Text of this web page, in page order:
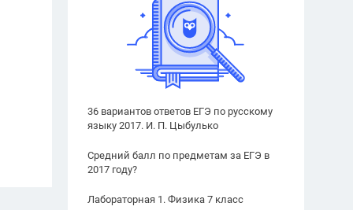
36 вариантов ответов ЕГЭ по русскому
языку 2017. И. П. Цыбулько
Средний балл по предметам за ЕГЭ в
2017 году?
Лабораторная 1. Физика 7 класс